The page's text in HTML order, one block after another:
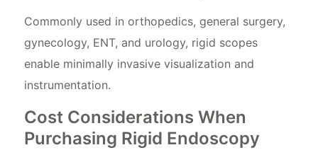
Commonly used in orthopedics, general surgery,
gynecology, ENT, and urology, rigid scopes
enable minimally invasive visualization and
instrumentation.
Cost Considerations When
Purchasing Rigid Endoscopy